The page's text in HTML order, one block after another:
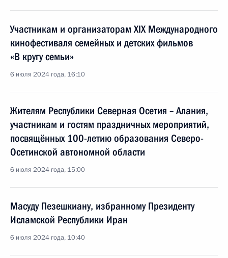
Участникам и организаторам XIX Международного
кинофестиваля семейных и детских фильмов
«В кругу семьи»
6 июля 2024 года, 16:10
Жителям Республики Северная Осетия – Алания,
участникам и гостям праздничных мероприятий,
посвящённых 100-летию образования Северо-
Осетинской автономной области
6 июля 2024 года, 15:00
Масуду Пезешкиану, избранному Президенту
Исламской Республики Иран
6 июля 2024 года, 10:40